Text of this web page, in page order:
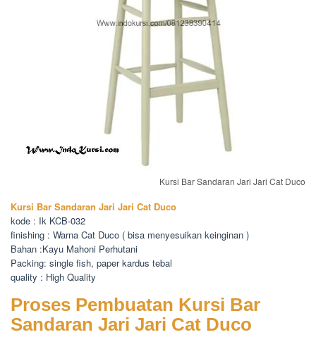
Kursi Bar Sandaran Jari Jari Cat Duco
Kursi Bar Sandaran Jari Jari Cat Duco
kode : Ik KCB-032
finishing : Warna Cat Duco ( bisa menyesuikan keinginan )
Bahan :Kayu Mahoni Perhutani
Packing: single fish, paper kardus tebal
quality : High Quality
Proses Pembuatan Kursi Bar
Sandaran Jari Jari Cat Duco